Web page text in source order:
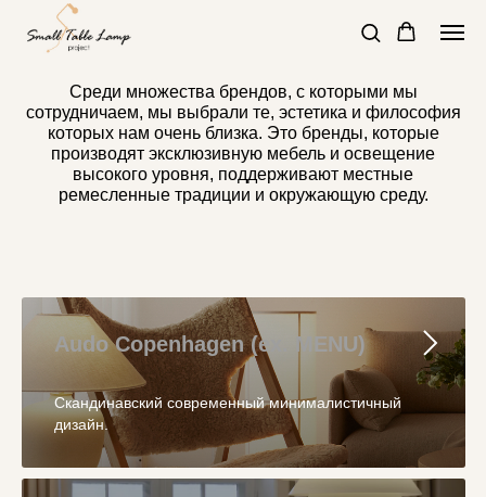
Среди множества брендов, с которыми мы
сотрудничаем, мы выбрали те, эстетика и философия
которых нам очень близка. Это бренды, которые
производят эксклюзивную мебель и освещение
высокого уровня, поддерживают местные
ремесленные традиции и окружающую среду.
Audo Copenhagen (ex. MENU)
Скандинавский современный минималистичный
дизайн.